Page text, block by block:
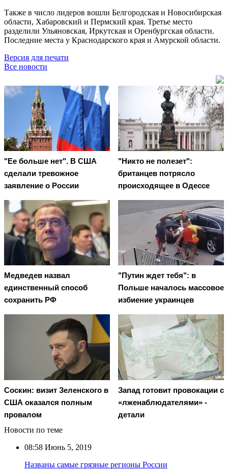
Также в число лидеров вошли Белгородская и Новосибирская
области, Хабаровский и Пермский края. Третье место
разделили Ульяновская, Иркутская и Оренбургская области.
Последние места у Краснодарского края и Амурской области.
Версия для печати
Все новости
"Ее больше нет". В США
сделали тревожное
заявление о России
"Никто не полезет":
британцев потрясло
происходящее в Одессе
Медведев назвал
единственный способ
сохранить РФ
"Путин ждет тебя": в
Польше началось массовое
избиение украинцев
Соскин: визит Зеленского в
США оказался полным
провалом
Запад готовит провокации с
«лженаблюдателями» -
детали
Новости по теме
08:58 Июнь 5, 2019
Названы самые грязные регионы России